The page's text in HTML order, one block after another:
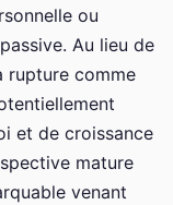
ou
Au lieu de
rupture comme
et de croissance
mature
venant